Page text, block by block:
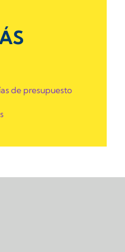
de presupuesto